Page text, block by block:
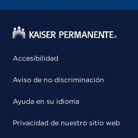
Accesibilidad
Aviso de no discriminación
Ayuda en su idioma
Privacidad de nuestro sitio web